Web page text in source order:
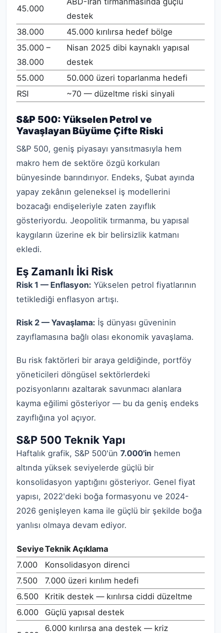
45.000
destek
38.000
45.000 kırılırsa hedef bölge
35.000 –
38.000
Nisan 2025 dibi kaynaklı yapısal
destek
55.000
50.000 üzeri toparlanma hedefi
RSI
~70 — düzeltme riski sinyali
S&P 500: Yükselen Petrol ve
Yavaşlayan Büyüme Çifte Riski
S&P 500, geniş piyasayı yansıtmasıyla hem
makro hem de sektöre özgü korkuları
bünyesinde barındırıyor. Endeks, Şubat ayında
yapay zekânın geleneksel iş modellerini
bozacağı endişeleriyle zaten zayıflık
gösteriyordu. Jeopolitik tırmanma, bu yapısal
kaygıların üzerine ek bir belirsizlik katmanı
ekledi.
Eş Zamanlı İki Risk
Risk 1 — Enflasyon: Yükselen petrol fiyatlarının
tetiklediği enflasyon artışı.
Risk 2 — Yavaşlama: İş dünyası güveninin
zayıflamasına bağlı olası ekonomik yavaşlama.
Bu risk faktörleri bir araya geldiğinde, portföy
yöneticileri döngüsel sektörlerdeki
pozisyonlarını azaltarak savunmacı alanlara
kayma eğilimi gösteriyor — bu da geniş endeks
zayıflığına yol açıyor.
S&P 500 Teknik Yapı
Haftalık grafik, S&P 500'ün 7.000'in hemen
altında yüksek seviyelerde güçlü bir
konsolidasyon yaptığını gösteriyor. Genel fiyat
yapısı, 2022'deki boğa formasyonu ve 2024-
2026 genişleyen kama ile güçlü bir şekilde boğa
yanlısı olmaya devam ediyor.
SeviyeTeknik Açıklama
7.000
Konsolidasyon direnci
7.500
7.000 üzeri kırılım hedefi
6.500
Kritik destek — kırılırsa ciddi düzeltme
6.000
Güçlü yapısal destek
6.000 kırılırsa ana destek — kriz